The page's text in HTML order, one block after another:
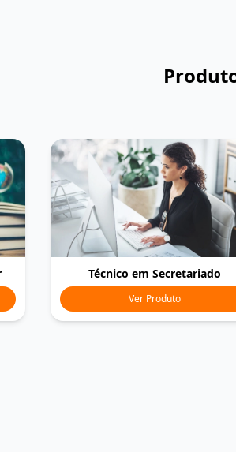
Técnico em Secretariado
Ver Produto